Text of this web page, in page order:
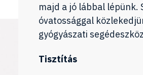
majd a jó lábbal
óvatossággal
gyógyászati
Tisztítás